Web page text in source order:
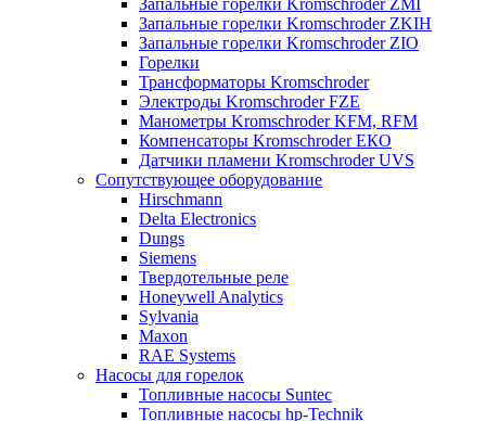
Запальные горелки Kromschroder ZМI
Запальные горелки Kromschroder ZKIH
Запальные горелки Kromschroder ZIO
Горелки
Трансформаторы Kromschroder
Электроды Kromschroder FZE
Манометры Kromschroder KFM, RFM
Компенсаторы Kromschroder ЕКО
Датчики пламени Kromschroder UVS
Сопутствующее оборудование
Hirschmann
Delta Electronics
Dungs
Siemens
Твердотельные реле
Honeywell Analytics
Sylvania
Maxon
RAE Systems
Насосы для горелок
Топливные насосы Suntec
Топливные насосы hp-Technik